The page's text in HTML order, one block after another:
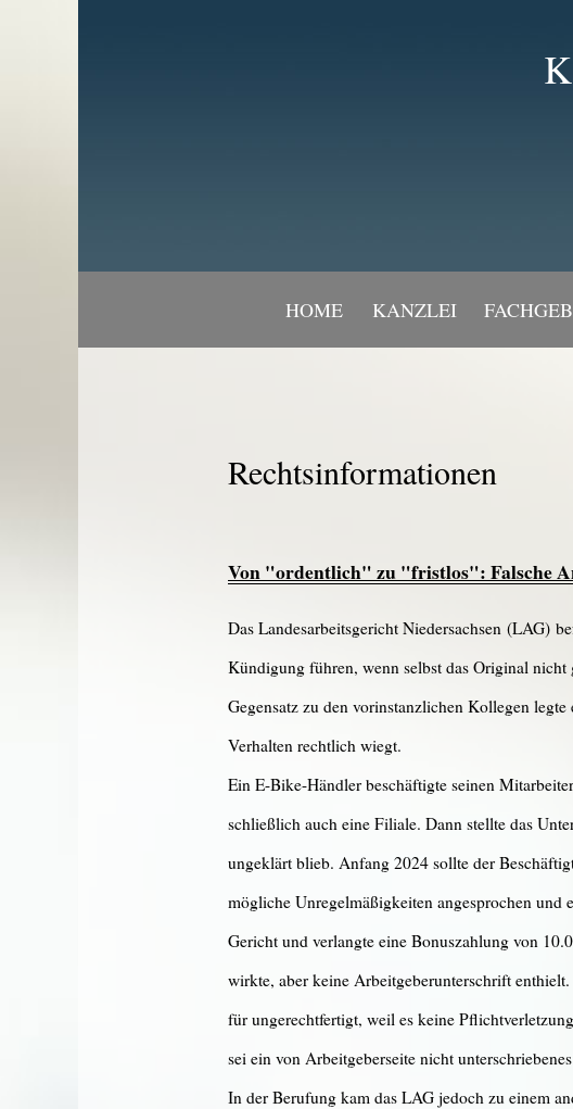
HOME KANZLEI
Rechtsinformationen
Von "ordentlich" zu "fristlos": Falsche
Das Landesarbeitsgericht Niedersachsen (LAG)
Kündigung führen, wenn selbst das Original nicht
Gegensatz zu den vorinstanzlichen Kollegen
Verhalten rechtlich wiegt.
Ein E-Bike-Händler beschäftigte seinen
schließlich auch eine Filiale. Dann stellte das
ungeklärt blieb. Anfang 2024 sollte der
mögliche Unregelmäßigkeiten angesprochen
Gericht und verlangte eine Bonuszahlung von
wirkte, aber keine Arbeitgeberunterschrift
für ungerechtfertigt, weil es keine
sei ein von Arbeitgeberseite nicht
In der Berufung kam das LAG jedoch zu einem